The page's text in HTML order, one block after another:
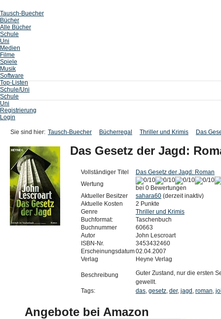
Tausch-Buecher
Bücher
Alle Bücher
Schule
Uni
Medien
Filme
Spiele
Musik
Software
Top-Listen
Schule/Uni
Schule
Uni
Registrierung
Login
Sie sind hier: Tausch-Buecher Bücherregal Thriller und Krimis Das
Das Gesetz der Jagd:
Vollständiger Titel
Das Gesetz der Jagd: Roman
Wertung
bei 0 Bewertungen
Aktueller Besitzer
sahara60 (derzeit inaktiv)
Aktuelle Kosten
2 Punkte
Genre
Thriller und Krimis
Buchformat:
Taschenbuch
Buchnummer
60663
Autor
John Lescroart
ISBN-Nr.
3453432460
Erscheinungsdatum02.04.2007
Verlag
Heyne Verlag
Beschreibung
Guter Zustand, nur die ersten
gewellt.
Tags:
das, gesetz, der, jagd , roman,
Angebote bei Amazon